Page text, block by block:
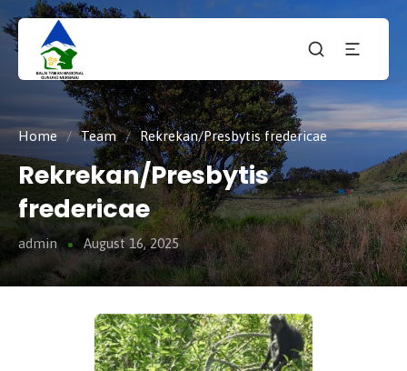
Taman
Nasiona
Gunung
Merbabu
tnmerbabu,
tngunungmerbabu,
tamannasional,
gunungmerbabu,
Home / Team / Rekrekan/Presbytis fredericae
Rekrekan/Presbytis
fredericae
admin August 16, 2025